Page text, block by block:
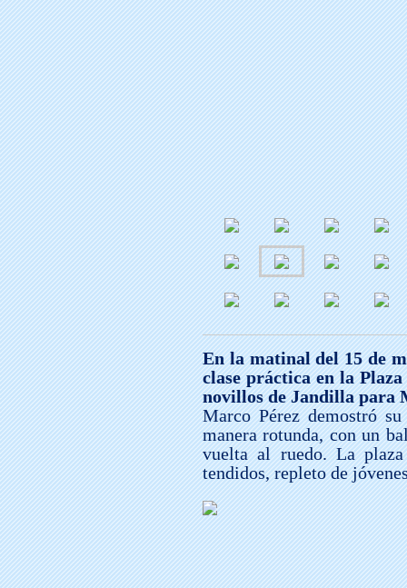
En la matinal del 15 de
clase práctica en la
novillos de Jandilla para
Marco Pérez demostró
manera rotunda, con un
vuelta al ruedo. La
tendidos, repleto de